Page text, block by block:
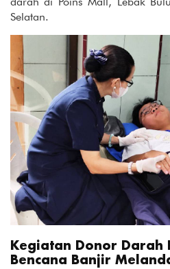
Selatan.
Kegiatan Donor Darah
Bencana Banjir